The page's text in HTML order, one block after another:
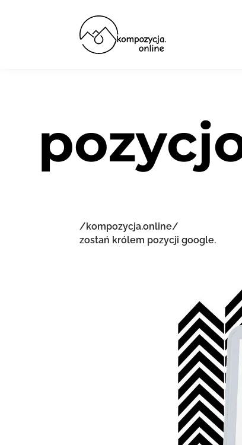
/kompozycja.online/
zostań królem pozycji google.